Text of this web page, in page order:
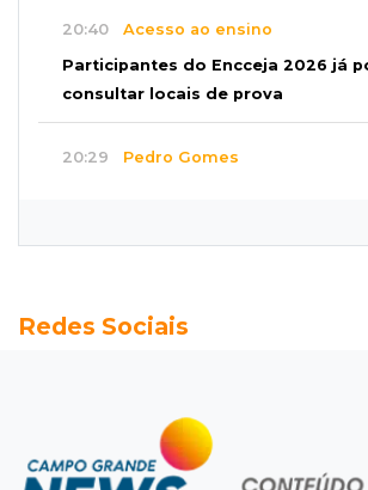
20:40 Acesso ao ensino
Participantes do Encceja 2026 já
consultar locais de prova
20:29 Pedro Gomes
Pantanal treina em Goiânia antes
Campeonato Brasileiro
Remo busca empate com Atlético-
na zona de rebaixamento
Redes Sociais